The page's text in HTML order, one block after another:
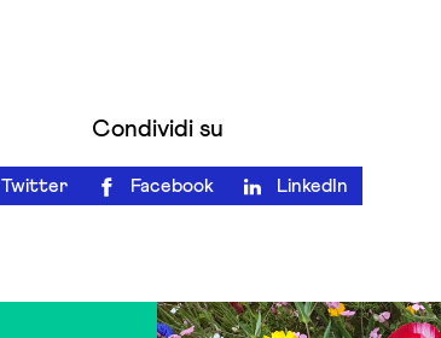
Condividi su
Twitter Facebook LinkedIn